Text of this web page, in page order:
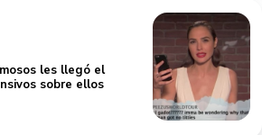
les llegó el
sobre ellos